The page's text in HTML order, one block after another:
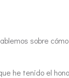
sobre
he tenido el